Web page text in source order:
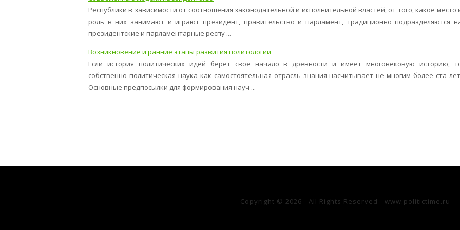
Республики в зависимости от соотношения законодательной и исполнительной властей, от того, какое место
роль в них занимают и играют президент, правительство и парламент, традиционно подразделяются
президентские и парламентарные респу ...
Возникновение и ранние этапы развития политологии
Если история политических идей берет свое начало в древности и имеет многовековую историю,
собственно политическая наука как самостоятельная отрасль знания насчитывает не многим более ста
Основные предпосылки для формирования науч ...
Copyright © 2026 - All Rights Reserved - www.politictime.ru